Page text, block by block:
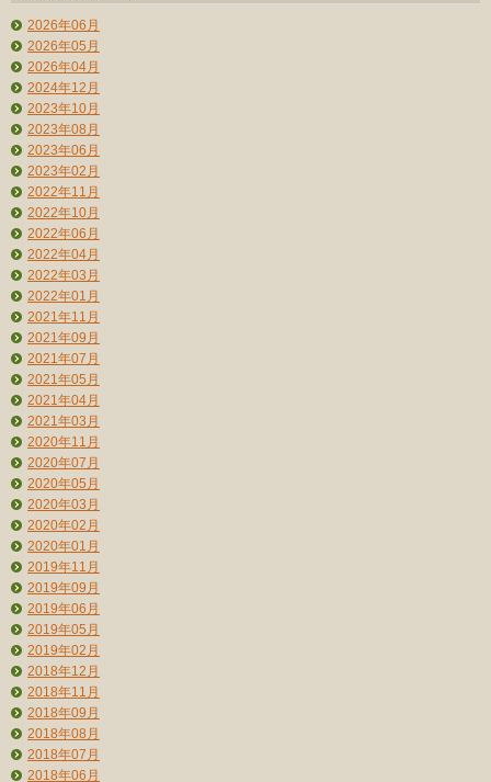
2026年06月
2026年05月
2026年04月
2024年12月
2023年10月
2023年08月
2023年06月
2023年02月
2022年11月
2022年10月
2022年06月
2022年04月
2022年03月
2022年01月
2021年11月
2021年09月
2021年07月
2021年05月
2021年04月
2021年03月
2020年11月
2020年07月
2020年05月
2020年03月
2020年02月
2020年01月
2019年11月
2019年09月
2019年06月
2019年05月
2019年02月
2018年12月
2018年11月
2018年09月
2018年08月
2018年07月
2018年06月